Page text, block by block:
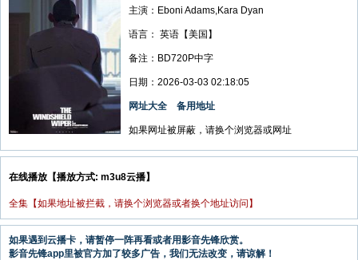
主演：Eboni Adams,Kara Dyan
语言： 英语【美国】
备注：BD720P中字
日期：2026-03-03 02:18:05
网址大全 备用地址
如果网址被屏蔽，请换个浏览器或网址
在线播放【播放方式: m3u8云播】
全集【如果地址被拦截，请换个浏览器或者换个地址访问】
如果遇到云播卡，请暂停一阵再看或者用影音先锋欣赏。
影音先锋app里被官方加了较多广告，我们无法改变，请谅解！